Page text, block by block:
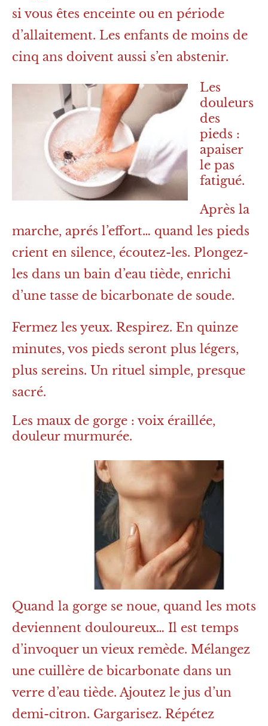
si vous êtes enceinte ou en période
d’allaitement. Les enfants de moins de
cinq ans doivent aussi s’en abstenir.
Les
douleurs
des
pieds :
apaiser
le pas
fatigué.
Après la
marche, aprés l’effort… quand les pieds
crient en silence, écoutez-les. Plongez-
les dans un bain d’eau tiède, enrichi
d’une tasse de bicarbonate de soude.
Fermez les yeux. Respirez. En quinze
minutes, vos pieds seront plus légers,
plus sereins. Un rituel simple, presque
sacré.
Les maux de gorge : voix éraillée,
douleur murmurée.
Quand la gorge se noue, quand les mots
deviennent douloureux… Il est temps
d’invoquer un vieux remède. Mélangez
une cuillère de bicarbonate dans un
verre d’eau tiède. Ajoutez le jus d’un
demi-citron. Gargarisez. Répétez